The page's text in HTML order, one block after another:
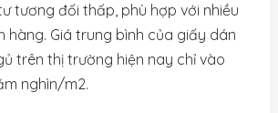
tương đối thấp, phù hợp với nhiều
hàng. Giá trung bình của giấy dán
trên thị trường hiện nay chỉ vào
nghìn/m2.